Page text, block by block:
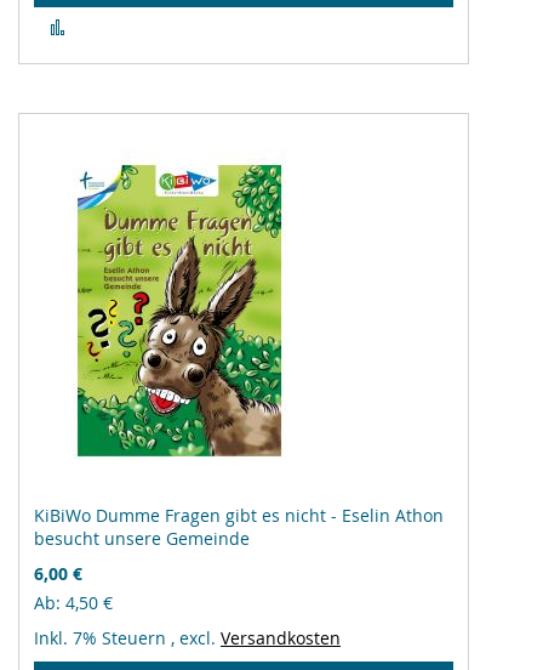
hinzufügen
KiBiWo Dumme Fragen gibt es nicht - Eselin Athon
besucht unsere Gemeinde
6,00 €
Ab 4,50 €
Inkl. 7% Steuern , excl. Versandkosten